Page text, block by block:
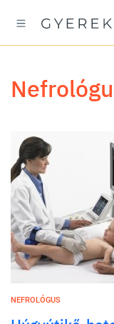
NEFROLÓGUS